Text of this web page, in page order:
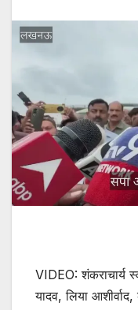
VIDEO: शंकराचार्य
यादव, लिया